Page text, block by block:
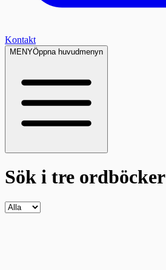
Kontakt
MENYÖppna huvudmenyn
Sök i tre ordböcker